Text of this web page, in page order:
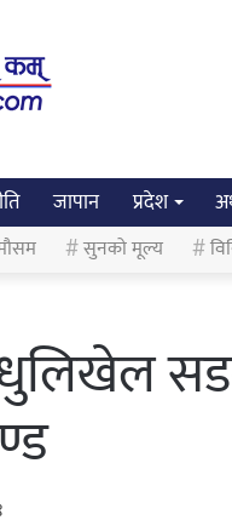
जापान प्रदेश
सुनको मूल्य